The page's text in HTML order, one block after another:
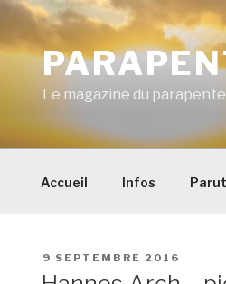
Le magazine du parapente
Accueil Infos
PUBLIÉ
9 SEPTEMBRE 2016